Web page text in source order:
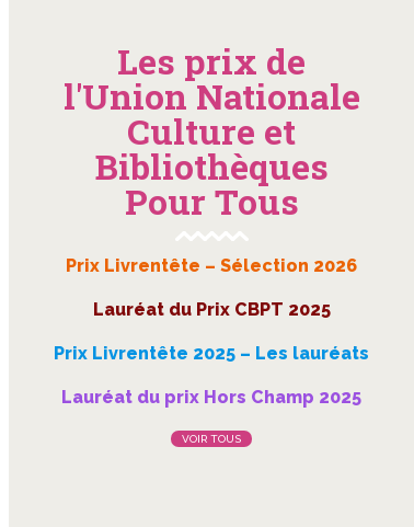
Les prix de
l'Union Nationale
Culture et
Bibliothèques
Pour Tous
Prix Livrentête – Sélection 2026
Lauréat du Prix CBPT 2025
Prix Livrentête 2025 – Les lauréats
Lauréat du prix Hors Champ 2025
VOIR TOUS